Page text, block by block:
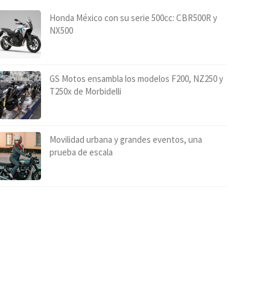
Honda México con su serie 500cc: CBR500R y
NX500
GS Motos ensambla los modelos F200, NZ250 y
T250x de Morbidelli
Movilidad urbana y grandes eventos, una
prueba de escala